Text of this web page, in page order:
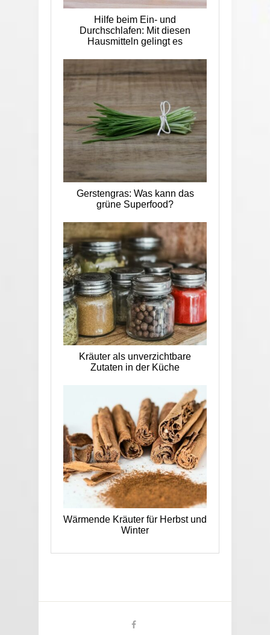
Hilfe beim Ein- und
Durchschlafen: Mit diesen
Hausmitteln gelingt es
Gerstengras: Was kann das
grüne Superfood?
Kräuter als unverzichtbare
Zutaten in der Küche
Wärmende Kräuter für Herbst und
Winter